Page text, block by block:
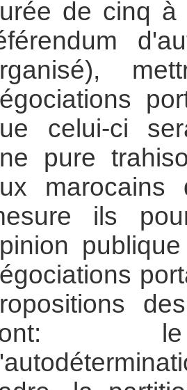
de cinq à
celui-ci
pure
ils
le